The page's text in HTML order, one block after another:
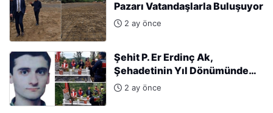
Pazarı Vatandaşlarla Buluşuyor
2 ay önce
Şehit P. Er Erdinç Ak,
Şehadetinin Yıl Dönümünde
Kabri Başında Anıldı
2 ay önce